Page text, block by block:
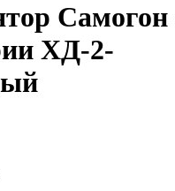
Самогон
ХД-2-